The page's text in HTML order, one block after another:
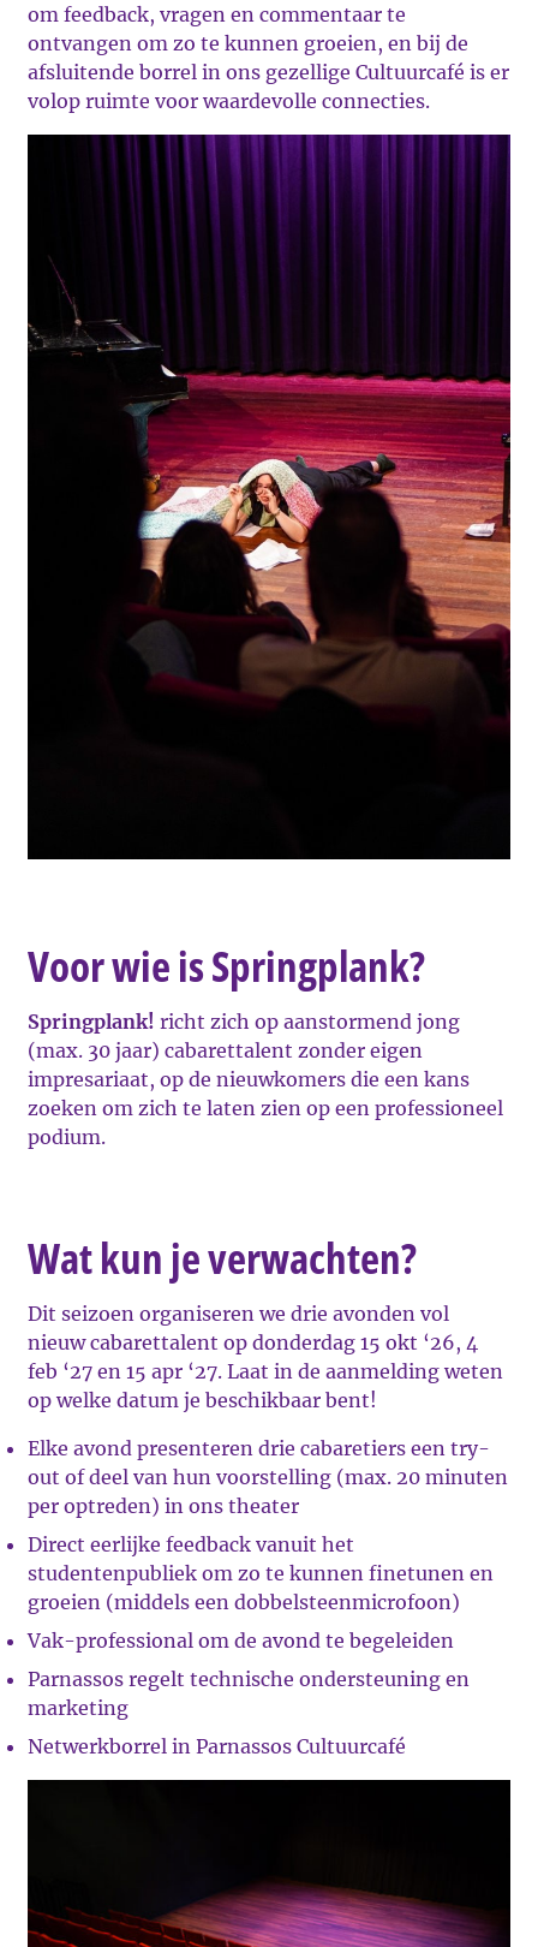
om feedback, vragen en commentaar te
ontvangen om zo te kunnen groeien, en bij de
afsluitende borrel in ons gezellige Cultuurcafé is er
volop ruimte voor waardevolle connecties.
Voor wie is Springplank?
Springplank! richt zich op aanstormend jong
(max. 30 jaar) cabarettalent zonder eigen
impresariaat, op de nieuwkomers die een kans
zoeken om zich te laten zien op een professioneel
podium.
Wat kun je verwachten?
Dit seizoen organiseren we drie avonden vol
nieuw cabarettalent op donderdag 15 okt ‘26, 4
feb ‘27 en 15 apr ‘27. Laat in de aanmelding weten
op welke datum je beschikbaar bent!
Elke avond presenteren drie cabaretiers een try-
out of deel van hun voorstelling (max. 20 minuten
per optreden) in ons theater
Direct eerlijke feedback vanuit het
studentenpubliek om zo te kunnen finetunen en
groeien (middels een dobbelsteenmicrofoon)
Vak-professional om de avond te begeleiden
Parnassos regelt technische ondersteuning en
marketing
Netwerkborrel in Parnassos Cultuurcafé